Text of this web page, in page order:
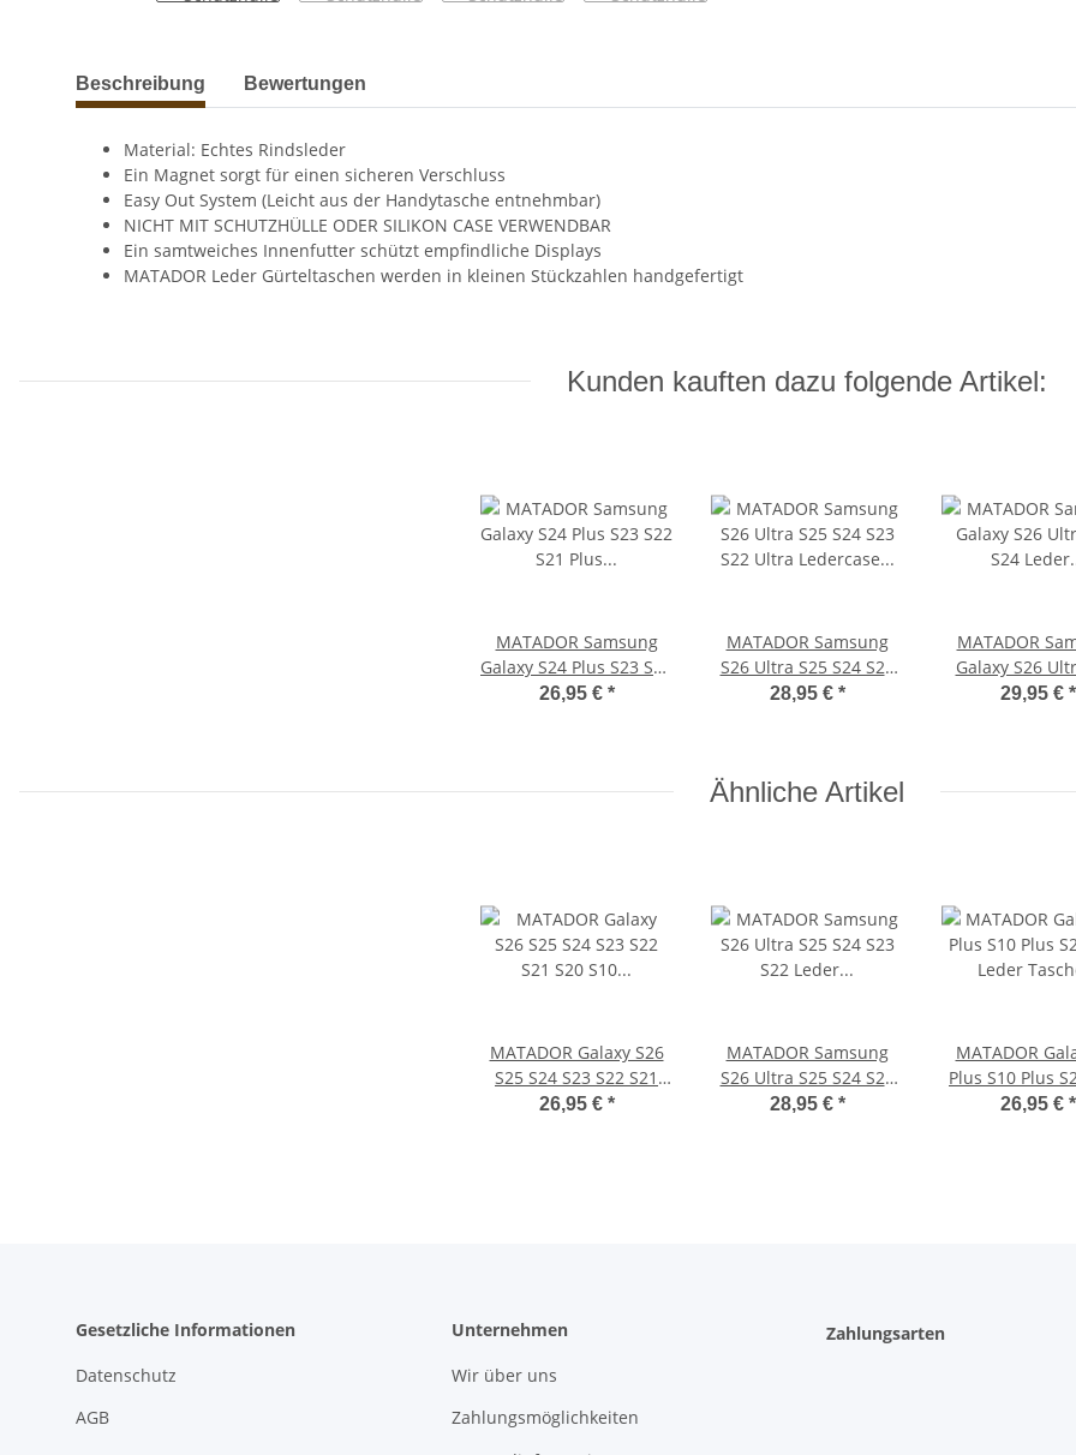
weitere Registerkarten anzeigen
Beschreibung Bewertungen
Material: Echtes Rindsleder
Ein Magnet sorgt für einen sicheren Verschluss
Easy Out System (Leicht aus der Handytasche entnehmbar)
NICHT MIT SCHUTZHÜLLE ODER SILIKON CASE VERWENDBAR
Ein samtweiches Innenfutter schützt empfindliche Displays
MATADOR Leder Gürteltaschen werden in kleinen Stückzahlen handgefertigt
Kunden kauften dazu folgende Artikel:
MATADOR Samsung
Galaxy S24 Plus S23 S22
S21 Plus Lederhülle
26,95 € *
MATADOR Samsung
S26 Ultra S25 S24 S23
S22 Ultra Ledercase
28,95 € *
MATADOR
Galaxy S26
S24 Leder29,95 € *
Ähnliche Artikel
MATADOR Galaxy S26
S25 S24 S23 S22 S21
S20 S10 Leder-Hülle
26,95 € *
MATADOR Samsung
S26 Ultra S25 S24 S23
S22 Leder Gürteltasche
28,95 € *
MATADOR
Plus S10 Plus
Leder Tasche
26,95 € *
Gesetzliche Informationen
Datenschutz
AGB
Unternehmen
Wir über uns
Zahlungsmöglichkeiten
Zahlungsarten